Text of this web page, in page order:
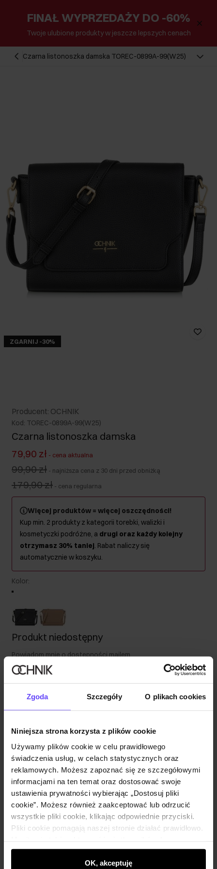
Zgoda Szczegóły O plikach cookies
Niniejsza strona korzysta z plików cookie
Używamy plików cookie w celu prawidłowego
świadczenia usług, w celach statystycznych oraz
reklamowych. Możesz zapoznać się ze szczegółowymi
informacjami na ten temat oraz dostosować swoje
ustawienia prywatności wybierając „Dostosuj pliki
cookie”. Możesz również zaakceptować lub odrzucić
wszystkie pliki cookie, klikając odpowiednie przyciski.
Pliki cookie pomagają naszej stronie działać prawidłowo.
wyświetlać im dopasowane do ich preferencji treści,
rekomendacje oraz komunikaty reklamowe informujące o
OK, akceptuję
FINAŁ WYPRZEDAŻY DO -60%
Twoje ulubione produkty w jeszcze lepszych cenach
Czarna listonoszka damska TOREC-0899A-99(W25)
ZGARNIJ -30%
Producent: OCHNIK
Kod: TOREC-0899A-99(W25)
Czarna listonoszka damska
79,90 zł - cena aktualna
99,90 zł - najniższa cena z 30 dni przed obniżką
179,90 zł - cena regularna
Więcej produktów = więcej oszczędności!
Kup min. 2 produkty z kategorii torebki, walizki i
kosmetyczki podróżne, a drugi oraz każdy kolejny
otrzymasz 30% taniej. Rabat naliczy się
automatycznie w koszyku.
Kolor:
Produkt niedostępny
Powiadom mnie o dostępności mailem.
Opis produktu
Szczegóły
Skład i wymiary